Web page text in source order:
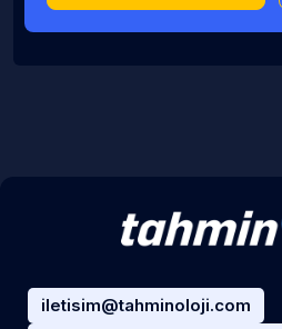
iletisim@tahminoloji.com